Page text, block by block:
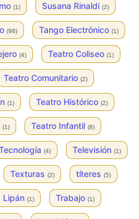
(1) Susana Rinaldi (2)
(98) Tango Electrónico (1)
(4) Teatro Coliseo (1)
Teatro Comunitario (2)
(1) Teatro Histórico (2)
(1) Teatro Infantil (8)
(4) Televisión (1)
Texturas (2) títeres (5)
Lipán (1) Trabajo (1)